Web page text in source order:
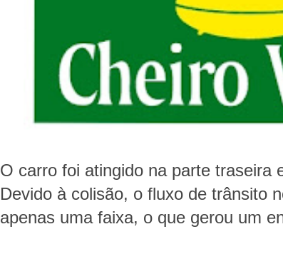
O carro foi atingido na parte traseira
Devido à colisão, o fluxo de trânsito
apenas uma faixa, o que gerou um